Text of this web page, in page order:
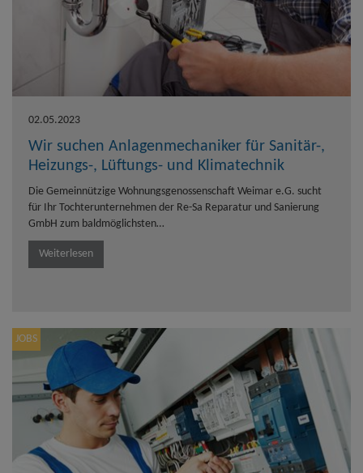
02.05.2023
Wir suchen Anlagenmechaniker für Sanitär-,
Heizungs-, Lüftungs- und Klimatechnik
Die Gemeinnützige Wohnungsgenossenschaft Weimar e.G. sucht
für Ihr Tochterunternehmen der Re-Sa Reparatur und Sanierung
GmbH zum baldmöglichsten…
Weiterlesen
JOBS